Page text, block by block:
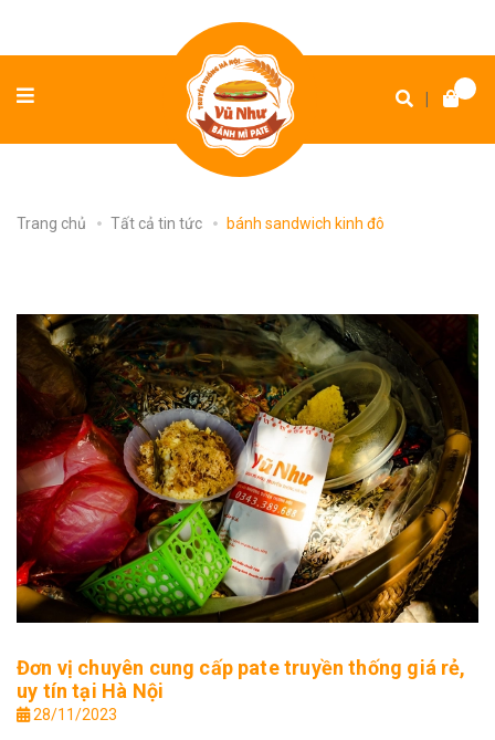
|
Trang chủ Tất cả tin tức bánh sandwich kinh đô
Đơn vị chuyên cung cấp pate truyền thống giá rẻ,
uy tín tại Hà Nội
28/11/2023